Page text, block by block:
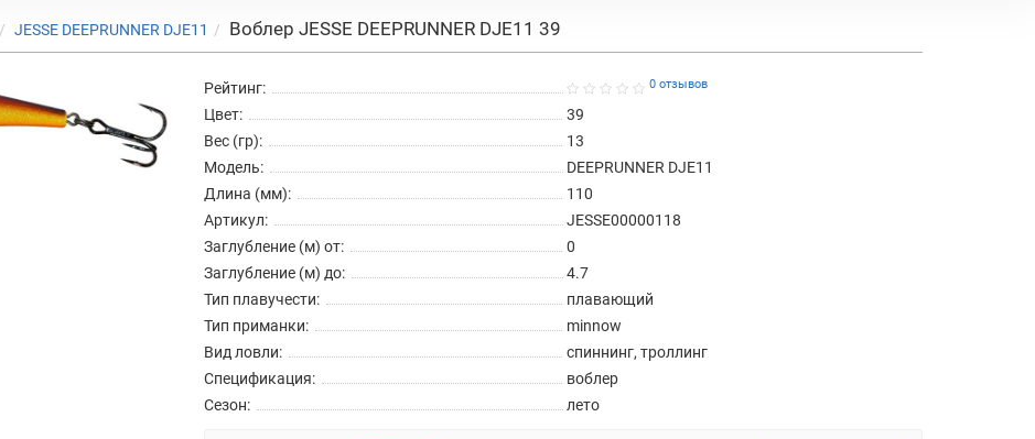
JESSE DEEPRUNNER DJE11 Воблер JESSE DEEPRUNNER DJE11 39
Рейтинг: 0 отзывов
Цвет:
39
Вес (гр):
13
Модель:
DEEPRUNNER DJE11
Длина (мм):
110
Артикул:
JESSE00000118
Заглубление (м) от:
0
Заглубление (м) до:
4.7
Тип плавучести:
плавающий
Тип приманки:
minnow
Вид ловли:
спиннинг, троллинг
Спецификация:
воблер
Сезон:
лето